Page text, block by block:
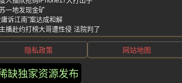
一地发现金矿
庸诉江南”案达成和解
播赴约打榜大哥遭性侵 法院判了
缺独家资源发布
隐私政策 网站地图
频 保留所有权利